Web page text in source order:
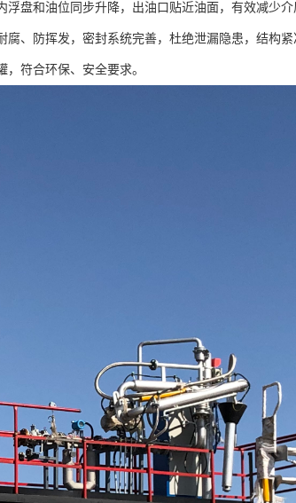
盘和油位同步升降，出油口贴近油面，有效减少
、防挥发，密封系统完善，杜绝泄漏隐患，结构
符合环保、安全要求。